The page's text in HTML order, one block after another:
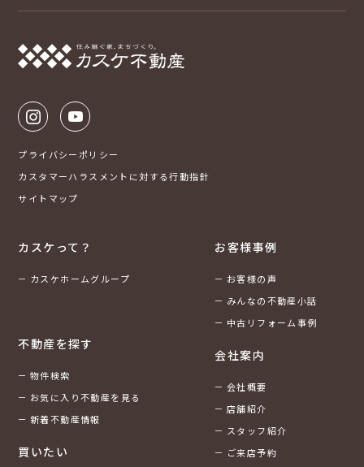
プライバシーポリシー
カスタマーハラスメントに対する行動指針
サイトマップ
カスケって？
カスケホームグループ
不動産を探す
物件検索
お気に入り不動産を見る
新着不動産情報
買いたい
お客様事例
お客様の声
みんなの不動産小話
中古リフォーム事例
会社案内
会社概要
店舗紹介
スタッフ紹介
ご来店予約